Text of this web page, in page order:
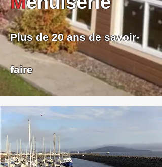
Plus de 20 ans de savoir-
faire